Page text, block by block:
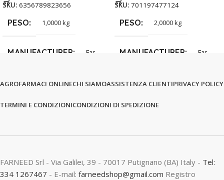
SKU: 6356789823656
PESO 1,0000 kg
MANUFACTURER Far
SKU: 701197477124
PESO 2,0000 kg
MANUFACTURER Far
AGROFARMACI ONLINECHI SIAMOASSISTENZA CLIENTIPRIVACY POLICY
TERMINI E CONDIZIONICONDIZIONI DI SPEDIZIONE
FARNEED Srl - Via Galilei, 39 - 70017 Putignano (BA) Italy - Tel:
334 1267467 - E-mail: farneedshop@gmail.com Registro